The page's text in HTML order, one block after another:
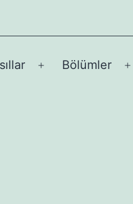
Menüyü
Bölümler